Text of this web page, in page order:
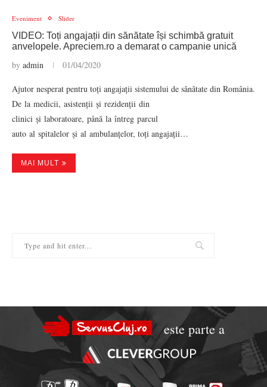
Eveniment Slider
VIDEO: Toți angajații din sănătate își schimbă gratuit
anvelopele. Apreciem.ro a demarat o campanie unică
by admin 01/04/2020
Ajutor nesperat pentru toți angajații sistemului de sănătate din România.
De la medicii, asistenții și rezidenții din
clinici și laboratoare, până la întreg parcul
auto al spitalelor și al ambulanțelor, toți angajații…
MAI MULT
este parte a